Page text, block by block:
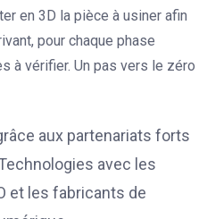
en 3D la pièce à usiner afin
pour chaque phase
à vérifier. Un pas vers le zéro
aux partenariats forts
avec les
et les fabricants de